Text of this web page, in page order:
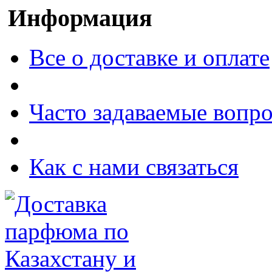
Информация
Все о доставке и оплате
Часто задаваемые
Как с нами связаться